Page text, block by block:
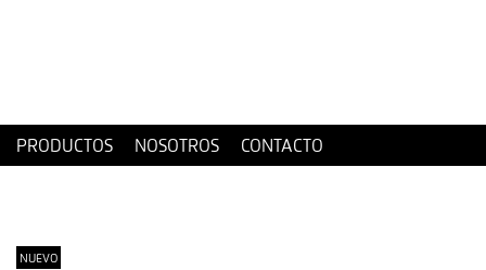
PRODUCTOS NOSOTROS CONTACTO
NUEVO